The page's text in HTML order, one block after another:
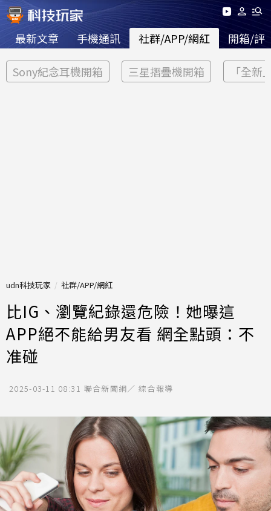
最新文章 手機通訊 社群/APP/網紅 開箱/評
Sony紀念耳機開箱 三星摺疊機開箱 「全新
udn科技玩家 社群/APP/網紅
比IG、瀏覽紀錄還危險！她曝這
APP絕不能給男友看 網全點頭：不
准碰
2025-03-11 08:31 聯合新聞網／ 綜合報導